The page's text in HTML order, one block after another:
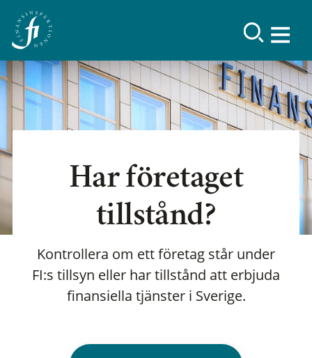
Har företaget
tillstånd?
Kontrollera om ett företag står under
FI:s tillsyn eller har tillstånd att erbjuda
finansiella tjänster i Sverige.